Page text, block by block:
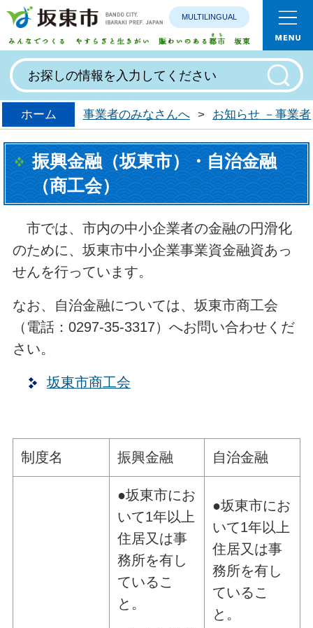
みんなで
MULTILINGUAL
ホーム 事業者のみなさんへ > お知らせ －事業
振興金融（坂東市）・自治金融
（商工会）
市では、市内の中小企業者の金融の円滑化
のために、坂東市中小企業事業資金融資あっ
せんを行っています。
なお、自治金融については、坂東市商工会
（電話：0297-35-3317）へお問い合わせくだ
さい。
坂東市商工会
制度名 振興金融 自治金融
●坂東市にお
いて1年以上
住居又は事
務所を有し
ているこ
と。
●坂東市にお
いて1年以上
住居又は事
務所を有し
ているこ
と。